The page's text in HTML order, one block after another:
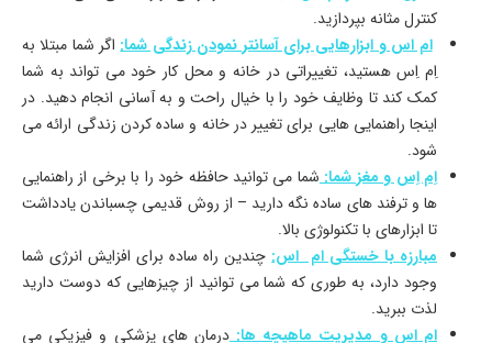
کنترل مثانه بپردازید.
ام اس و ابزارهایی برای آسانتر نمودن زندگی شما:اگر شما مبتلا به
اِم اِس هستید، تغییراتی در خانه و محل کار خود می تواند به شما
کمک کند تا وظایف خود را با خیال راحت و به آسانی انجام دهید. در
اینجا راهنمایی هایی برای تغییر در خانه و ساده کردن زندگی ارائه می
شود.
اِم اِس و مغز شما:شما می توانید حافظه خود را با برخی از راهنمایی
ها و ترفند های ساده نگه دارید – از روش قدیمی چسباندن یادداشت
تا ابزارهای با تکنولوژی بالا.
مبارزه با خستگی ام اس:چندین راه ساده برای افزایش انرژی شما
وجود دارد، به طوری که شما می توانید از چیزهایی که دوست دارید
لذت ببرید.
ام اس و مدیریت ماهیچه ها:درمان های پزشکی و فیزیکی می